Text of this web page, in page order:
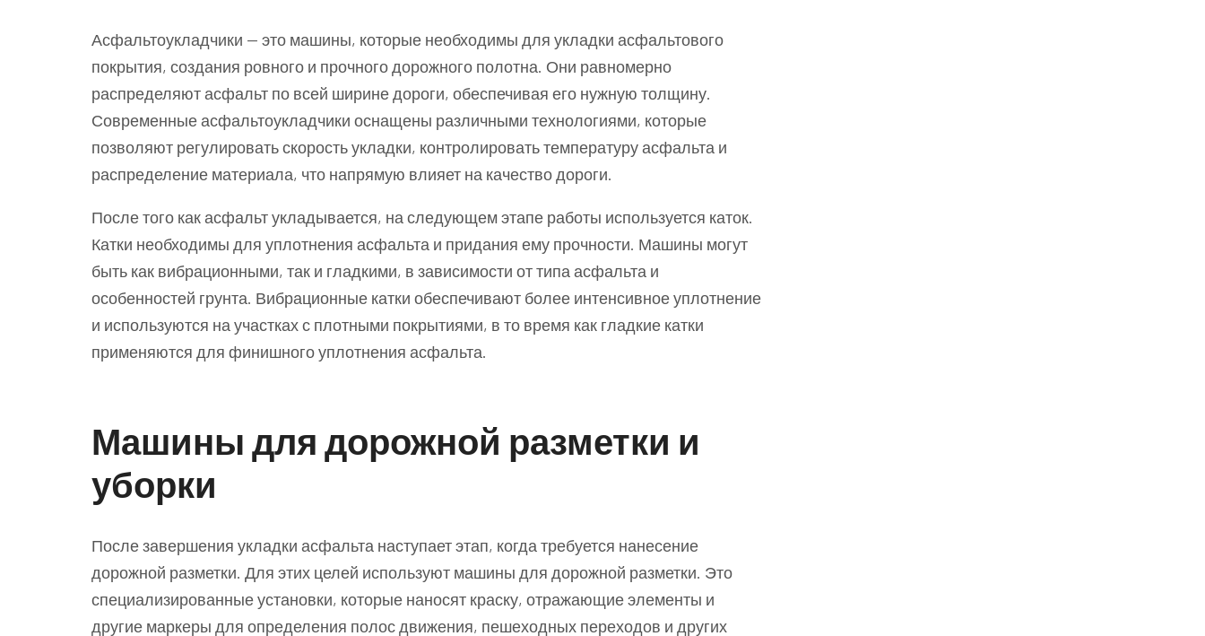
Асфальтоукладчики — это машины, которые необходимы для укладки асфальтового
покрытия, создания ровного и прочного дорожного полотна. Они равномерно
распределяют асфальт по всей ширине дороги, обеспечивая его нужную толщину.
Современные асфальтоукладчики оснащены различными технологиями, которые
позволяют регулировать скорость укладки, контролировать температуру асфальта и
распределение материала, что напрямую влияет на качество дороги.
После того как асфальт укладывается, на следующем этапе работы используется каток.
Катки необходимы для уплотнения асфальта и придания ему прочности. Машины могут
быть как вибрационными, так и гладкими, в зависимости от типа асфальта и
особенностей грунта. Вибрационные катки обеспечивают более интенсивное уплотнение
и используются на участках с плотными покрытиями, в то время как гладкие катки
применяются для финишного уплотнения асфальта.
Машины для дорожной разметки и
уборки
После завершения укладки асфальта наступает этап, когда требуется нанесение
дорожной разметки. Для этих целей используют машины для дорожной разметки. Это
специализированные установки, которые наносят краску, отражающие элементы и
другие маркеры для определения полос движения, пешеходных переходов и других